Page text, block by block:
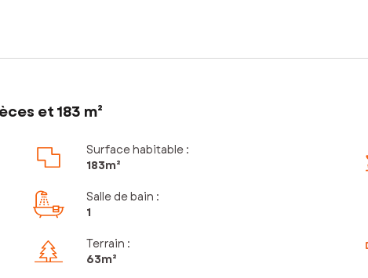
et 183 m²
Surface habitable :
183m²
Salle de bain :
1
Terrain :
63m²